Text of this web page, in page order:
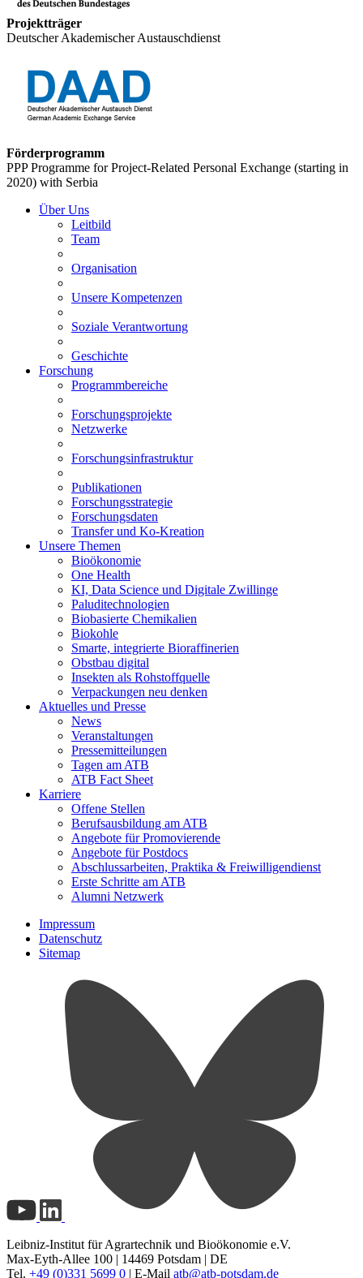
Projektträger
Deutscher Akademischer Austauschdienst
Förderprogramm
PPP Programme for Project-Related Personal Exchange (starting in
2020) with Serbia
Über Uns
Leitbild
Team
Organisation
Unsere Kompetenzen
Soziale Verantwortung
Geschichte
Forschung
Programmbereiche
Forschungsprojekte
Netzwerke
Forschungsinfrastruktur
Publikationen
Forschungsstrategie
Forschungsdaten
Transfer und Ko-Kreation
Unsere Themen
Bioökonomie
One Health
KI, Data Science und Digitale Zwillinge
Paluditechnologien
Biobasierte Chemikalien
Biokohle
Smarte, integrierte Bioraffinerien
Obstbau digital
Insekten als Rohstoffquelle
Verpackungen neu denken
Aktuelles und Presse
News
Veranstaltungen
Pressemitteilungen
Tagen am ATB
ATB Fact Sheet
Karriere
Offene Stellen
Berufsausbildung am ATB
Angebote für Promovierende
Angebote für Postdocs
Abschlussarbeiten, Praktika & Freiwilligendienst
Erste Schritte am ATB
Alumni Netzwerk
Impressum
Datenschutz
Sitemap
Leibniz-Institut für Agrartechnik und Bioökonomie e.V.
Max-Eyth-Allee 100 | 14469 Potsdam | DE
Tel. +49 (0)331 5699 0 | E-Mail atb@atb-potsdam.de